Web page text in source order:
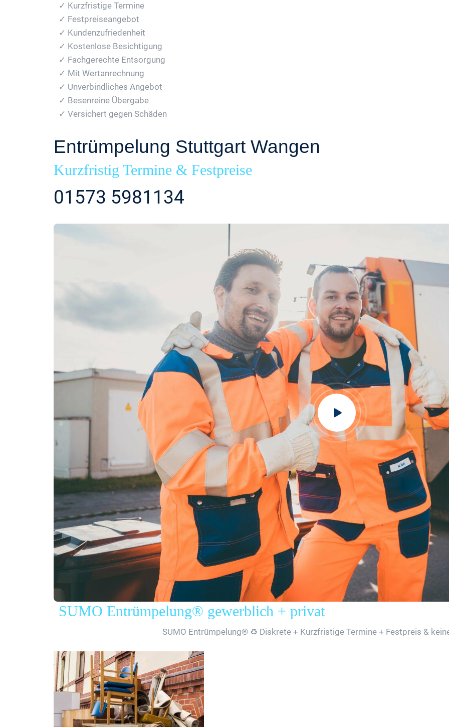
✓ Kurzfristige Termine
✓ Festpreiseangebot
✓ Kundenzufriedenheit
✓ Kostenlose Besichtigung
✓ Fachgerechte Entsorgung
✓ Mit Wertanrechnung
✓ Unverbindliches Angebot
✓ Besenreine Übergabe
✓ Versichert gegen Schäden
Entrümpelung Stuttgart Wangen
Kurzfristig Termine & Festpreise
01573 5981134
SUMO Entrümpelung® gewerblich + privat
SUMO Entrümpelung® ♻️ Diskrete + Kurzfristige Termine + Festpreis &